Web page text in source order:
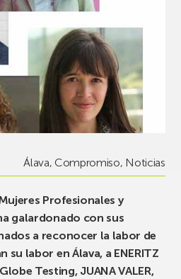
Álava, Compromiso, Noticias
Profesionales y
galardonado con sus
a reconocer la labor de
su labor en Álava, a ENERITZ
Testing, JUANA VALER,